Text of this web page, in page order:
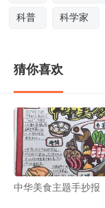
科普 科学家
猜你喜欢
中华美食主题手抄报